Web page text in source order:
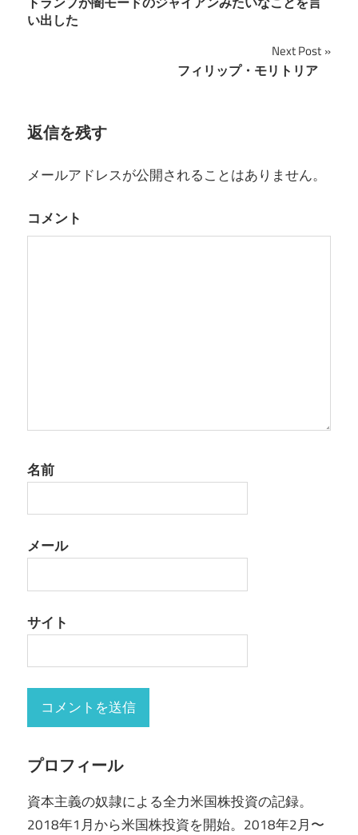
稿
ゲ
ー
シ
ョ
い出した
Next Post
フィリップ・モリトリア
返信を残す
メールアドレスが公開されることはありません。
コメント
名前
メール
サイト
プロフィール
資本主義の奴隷による全力米国株投資の記録。
2018年1月から米国株投資を開始。2018年2月〜